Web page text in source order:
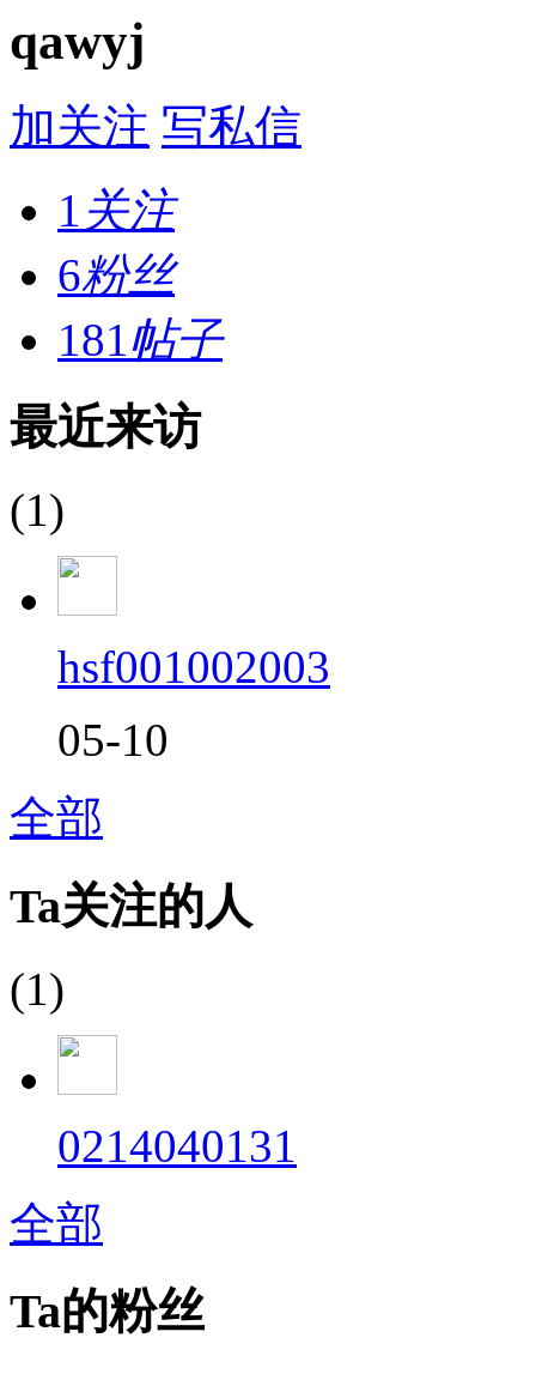
qawyj
加关注 写私信
1 关注
6粉丝
181帖子
最近来访
(1)
hsf001002003
05-10
全部
Ta关注的人
(1)
0214040131
全部
Ta的粉丝